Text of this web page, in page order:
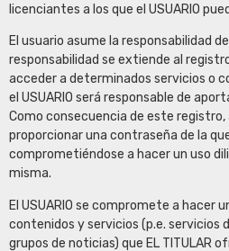
licenciantes a los que el USUARIO
El usuario asume la responsabilidad
responsabilidad se extiende al
acceder a determinados servicios o
el USUARIO será responsable de
Como consecuencia de este registro,
proporcionar una contraseña de la
comprometiéndose a hacer un uso
misma.
El USUARIO se compromete a hacer
contenidos y servicios (p.e. servicios
grupos de noticias) que EL TITULAR